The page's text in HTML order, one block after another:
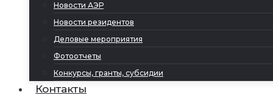
Новости АЭР
Новости резидентов
Деловые мероприятия
Фотоотчеты
Конкурсы, гранты, субсидии
Контакты